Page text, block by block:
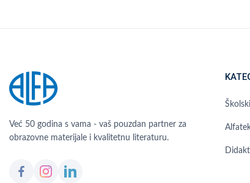
Već 50 godina s vama - vaš pouzdan partner za
obrazovne materijale i kvalitetnu literaturu.